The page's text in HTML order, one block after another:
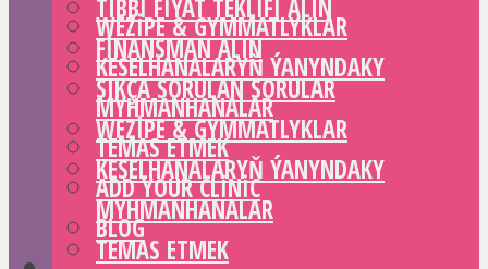
WEZIPE & GYMMATLYKLAR
KESELHANALARYŇ ÝANYNDAKY
MYHMANHANALAR
TEMAS ETMEK
ADD YOUR CLINIC
BLOG
TIBBI FIYAT TEKLIFI ALIN
FINANSMAN ALIN
SIKÇA SORULAN SORULAR
WEZIPE & GYMMATLYKLAR
KESELHANALARYŇ ÝANYNDAKY
MYHMANHANALAR
TEMAS ETMEK